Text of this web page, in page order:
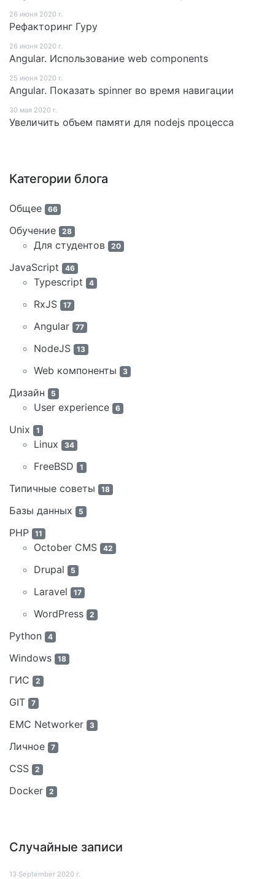
26 июня 2020 г.
Рефакторинг Гуру
26 июня 2020 г.
Angular. Использование web components
25 июня 2020 г.
Angular. Показать spinner во время навигации
30 мая 2020 г.
Увеличить объем памяти для nodejs процесса
Категории блога
Общее 66
Обучение 28
Для студентов 20
JavaScript 46
Typescript 4
RxJS 17
Angular 77
NodeJS 13
Web компоненты 3
Дизайн 5
User experience 6
Unix 1
Linux 34
FreeBSD 1
Типичные советы 18
Базы данных 5
PHP 11
October CMS 42
Drupal 5
Laravel 17
WordPress 2
Python 4
Windows 18
ГИС 2
GIT 7
EMC Networker 3
Личное 7
CSS 2
Docker 2
Случайные записи
13 September 2020 г.